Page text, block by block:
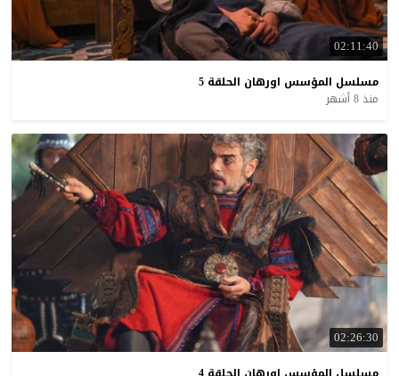
02:11:40
مسلسل المؤسس اورهان الحلقة 5
منذ 8 أشهر
02:26:30